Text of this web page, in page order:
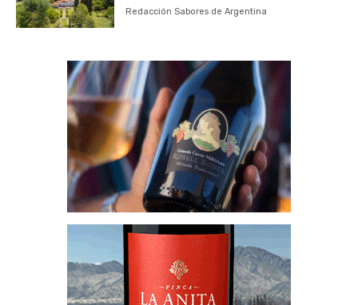
Redacción Sabores de Argentina